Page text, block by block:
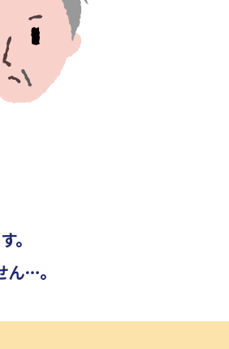
。
ん…。